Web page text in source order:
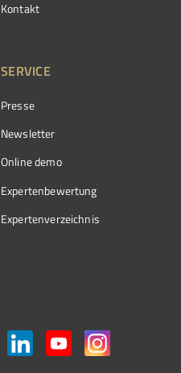
Kontakt
SERVICE
Presse
Newsletter
Online demo
Expertenbewertung
Expertenverzeichnis